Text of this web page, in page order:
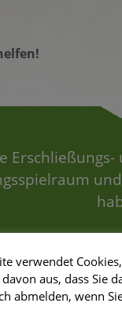
verwendet
aus, dass Sie
abmelden, wenn